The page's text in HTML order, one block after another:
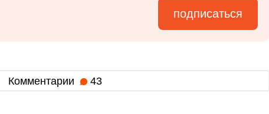
подписаться
Комментарии 43